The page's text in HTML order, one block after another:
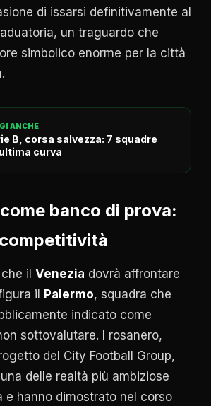
di issarsi definitivamente al
un traguardo che
simbolico enorme per la città
ANCHE
B, corsa salvezza: 7 squadre
curva
banco di prova:
il Venezia dovrà affrontare
il
Palermo, squadra che
indicato come
sottovalutare. I rosanero,
del City Football Group,
delle realtà più ambiziose
e hanno dimostrato nel corso